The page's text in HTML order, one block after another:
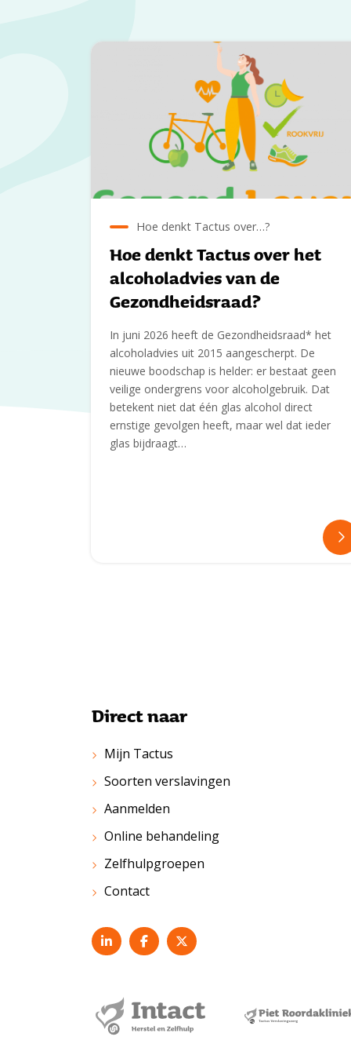
Hoe denkt Tactus over…?
Hoe denkt Tactus over het
alcoholadvies van de
Gezondheidsraad?
In juni 2026 heeft de Gezondheidsraad* het
alcoholadvies uit 2015 aangescherpt. De
nieuwe boodschap is helder: er bestaat geen
veilige ondergrens voor alcoholgebruik. Dat
betekent niet dat één glas alcohol direct
ernstige gevolgen heeft, maar wel dat ieder
glas bijdraagt…
Direct naar
Mijn Tactus
Soorten verslavingen
Aanmelden
Online behandeling
Zelfhulpgroepen
Contact